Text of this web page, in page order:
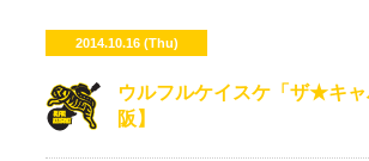
2014.10.16 (Thu)
ウルフルケイスケ「ザ★キ
阪】